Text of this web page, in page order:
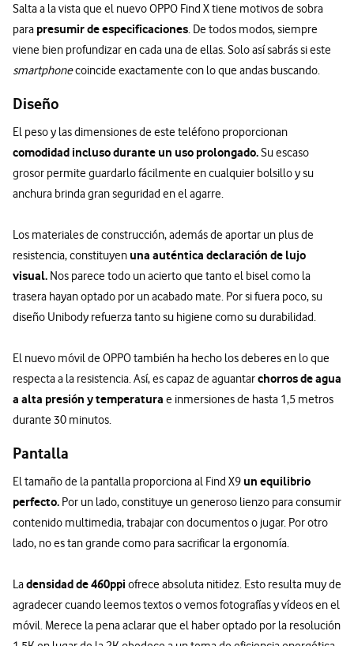
Salta a la vista que el nuevo OPPO Find X tiene motivos de sobra
para presumir de especificaciones. De todos modos, siempre
viene bien profundizar en cada una de ellas. Solo así sabrás si este
smartphonecoincide exactamente con lo que andas buscando.
Diseño
El peso y las dimensiones de este teléfono proporcionan
comodidad incluso durante un uso prolongado.Su escaso
grosor permite guardarlo fácilmente en cualquier bolsillo y su
anchura brinda gran seguridad en el agarre.
Los materiales de construcción, además de aportar un plus de
resistencia, constituyen una auténtica declaración de lujo
visual. Nos parece todo un acierto que tanto el bisel como la
trasera hayan optado por un acabado mate. Por si fuera poco, su
diseño Unibody refuerza tanto su higiene como su durabilidad.
El nuevo móvil de OPPO también ha hecho los deberes en lo que
respecta a la resistencia. Así, es capaz de aguantarchorros de agua
a alta presión y temperatura e inmersiones de hasta 1,5 metros
durante 30 minutos.
Pantalla
El tamaño de la pantalla proporciona al Find X9 un equilibrio
perfecto. Por un lado, constituye un generoso lienzo para consumir
contenido multimedia, trabajar con documentos o jugar. Por otro
lado, no es tan grande como para sacrificar la ergonomía.
Ladensidad de 460ppi ofrece absoluta nitidez. Esto resulta muy de
agradecer cuando leemos textos o vemos fotografías y vídeos en el
móvil. Merece la pena aclarar que el haber optado por la resolución